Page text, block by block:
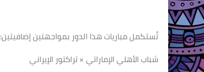
تُستكمل مباريات هذا الدور بمواجهتين إضافيتين:
شباب الأهلي الإماراتي × تراكتور الإيراني